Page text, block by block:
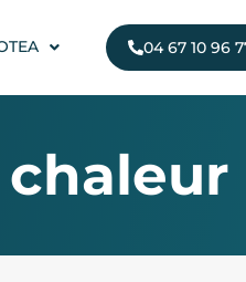
04 67 10 96